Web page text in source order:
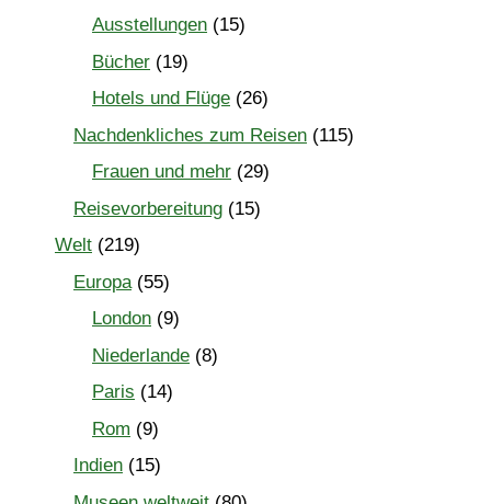
Ausstellungen (15)
Bücher (19)
Hotels und Flüge (26)
Nachdenkliches zum Reisen (115)
Frauen und mehr (29)
Reisevorbereitung (15)
Welt (219)
Europa(55)
London (9)
Niederlande (8)
Paris (14)
Rom (9)
Indien (15)